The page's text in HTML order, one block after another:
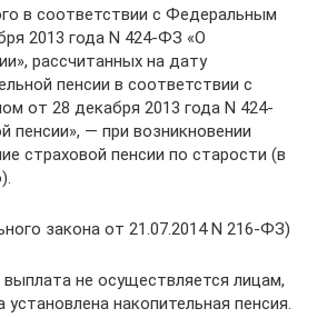
в соответствии с Федеральным
2013 года N 424-ФЗ «О
рассчитанных на дату
пенсии в соответствии с
от 28 декабря 2013 года N 424-
пенсии», — при возникновении
страховой пенсии по старости (в
закона от 21.07.2014 N 216-ФЗ)
выплата не осуществляется лицам,
накопительная пенсия.